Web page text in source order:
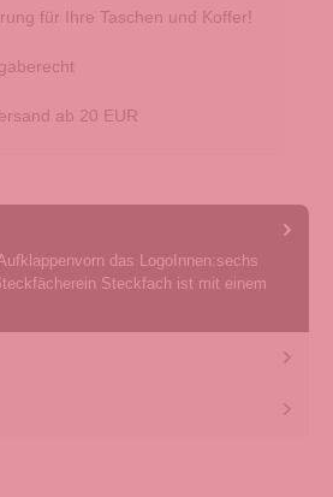
für Ihre Taschen und Koffer!
ab 20 EUR
das LogoInnen:sechs
Steckfach ist mit einem